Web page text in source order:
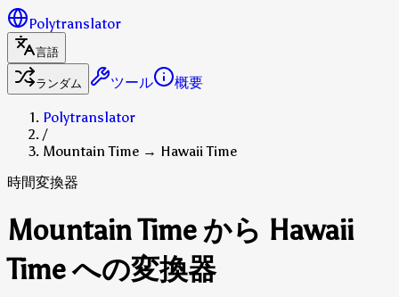
Polytranslator
言語
ランダム ツール 概要
Polytranslator
/
Mountain Time → Hawaii Time
時間変換器
Mountain Time から Hawaii
Time への変換器